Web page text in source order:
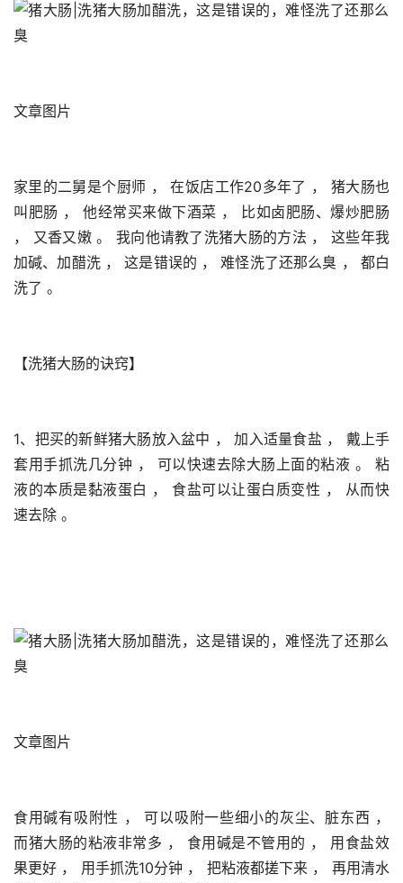
文章图片
家里的二舅是个厨师 ， 在饭店工作20多年了 ， 猪大肠也
叫肥肠 ， 他经常买来做下酒菜 ， 比如卤肥肠、爆炒肥肠
， 又香又嫩 。 我向他请教了洗猪大肠的方法 ， 这些年我
加碱、加醋洗 ， 这是错误的 ， 难怪洗了还那么臭 ， 都白
洗了 。
【洗猪大肠的诀窍】
1、把买的新鲜猪大肠放入盆中 ， 加入适量食盐 ， 戴上手
套用手抓洗几分钟 ， 可以快速去除大肠上面的粘液 。 粘
液的本质是黏液蛋白 ， 食盐可以让蛋白质变性 ， 从而快
速去除 。
文章图片
食用碱有吸附性 ， 可以吸附一些细小的灰尘、脏东西 ，
而猪大肠的粘液非常多 ， 食用碱是不管用的 ， 用食盐效
果更好 ， 用手抓洗10分钟 ， 把粘液都搓下来 ， 再用清水